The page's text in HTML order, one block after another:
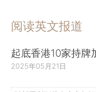
阅读英文报道
起底香港10家持牌
2025年05月21日